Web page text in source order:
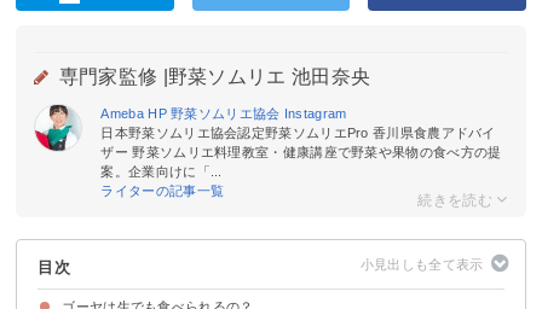
専門家監修 | 野菜ソムリエ 池田奈央
Ameba HP 野菜ソムリエ協会 Instagram
日本野菜ソムリエ協会認定野菜ソムリエPro 香川県食農アドバイ
ザー 野菜ソムリエ料理教室・健康講座で野菜や果物の食べ方の提
案。企業向けに「...
ライターの記事一覧
目次